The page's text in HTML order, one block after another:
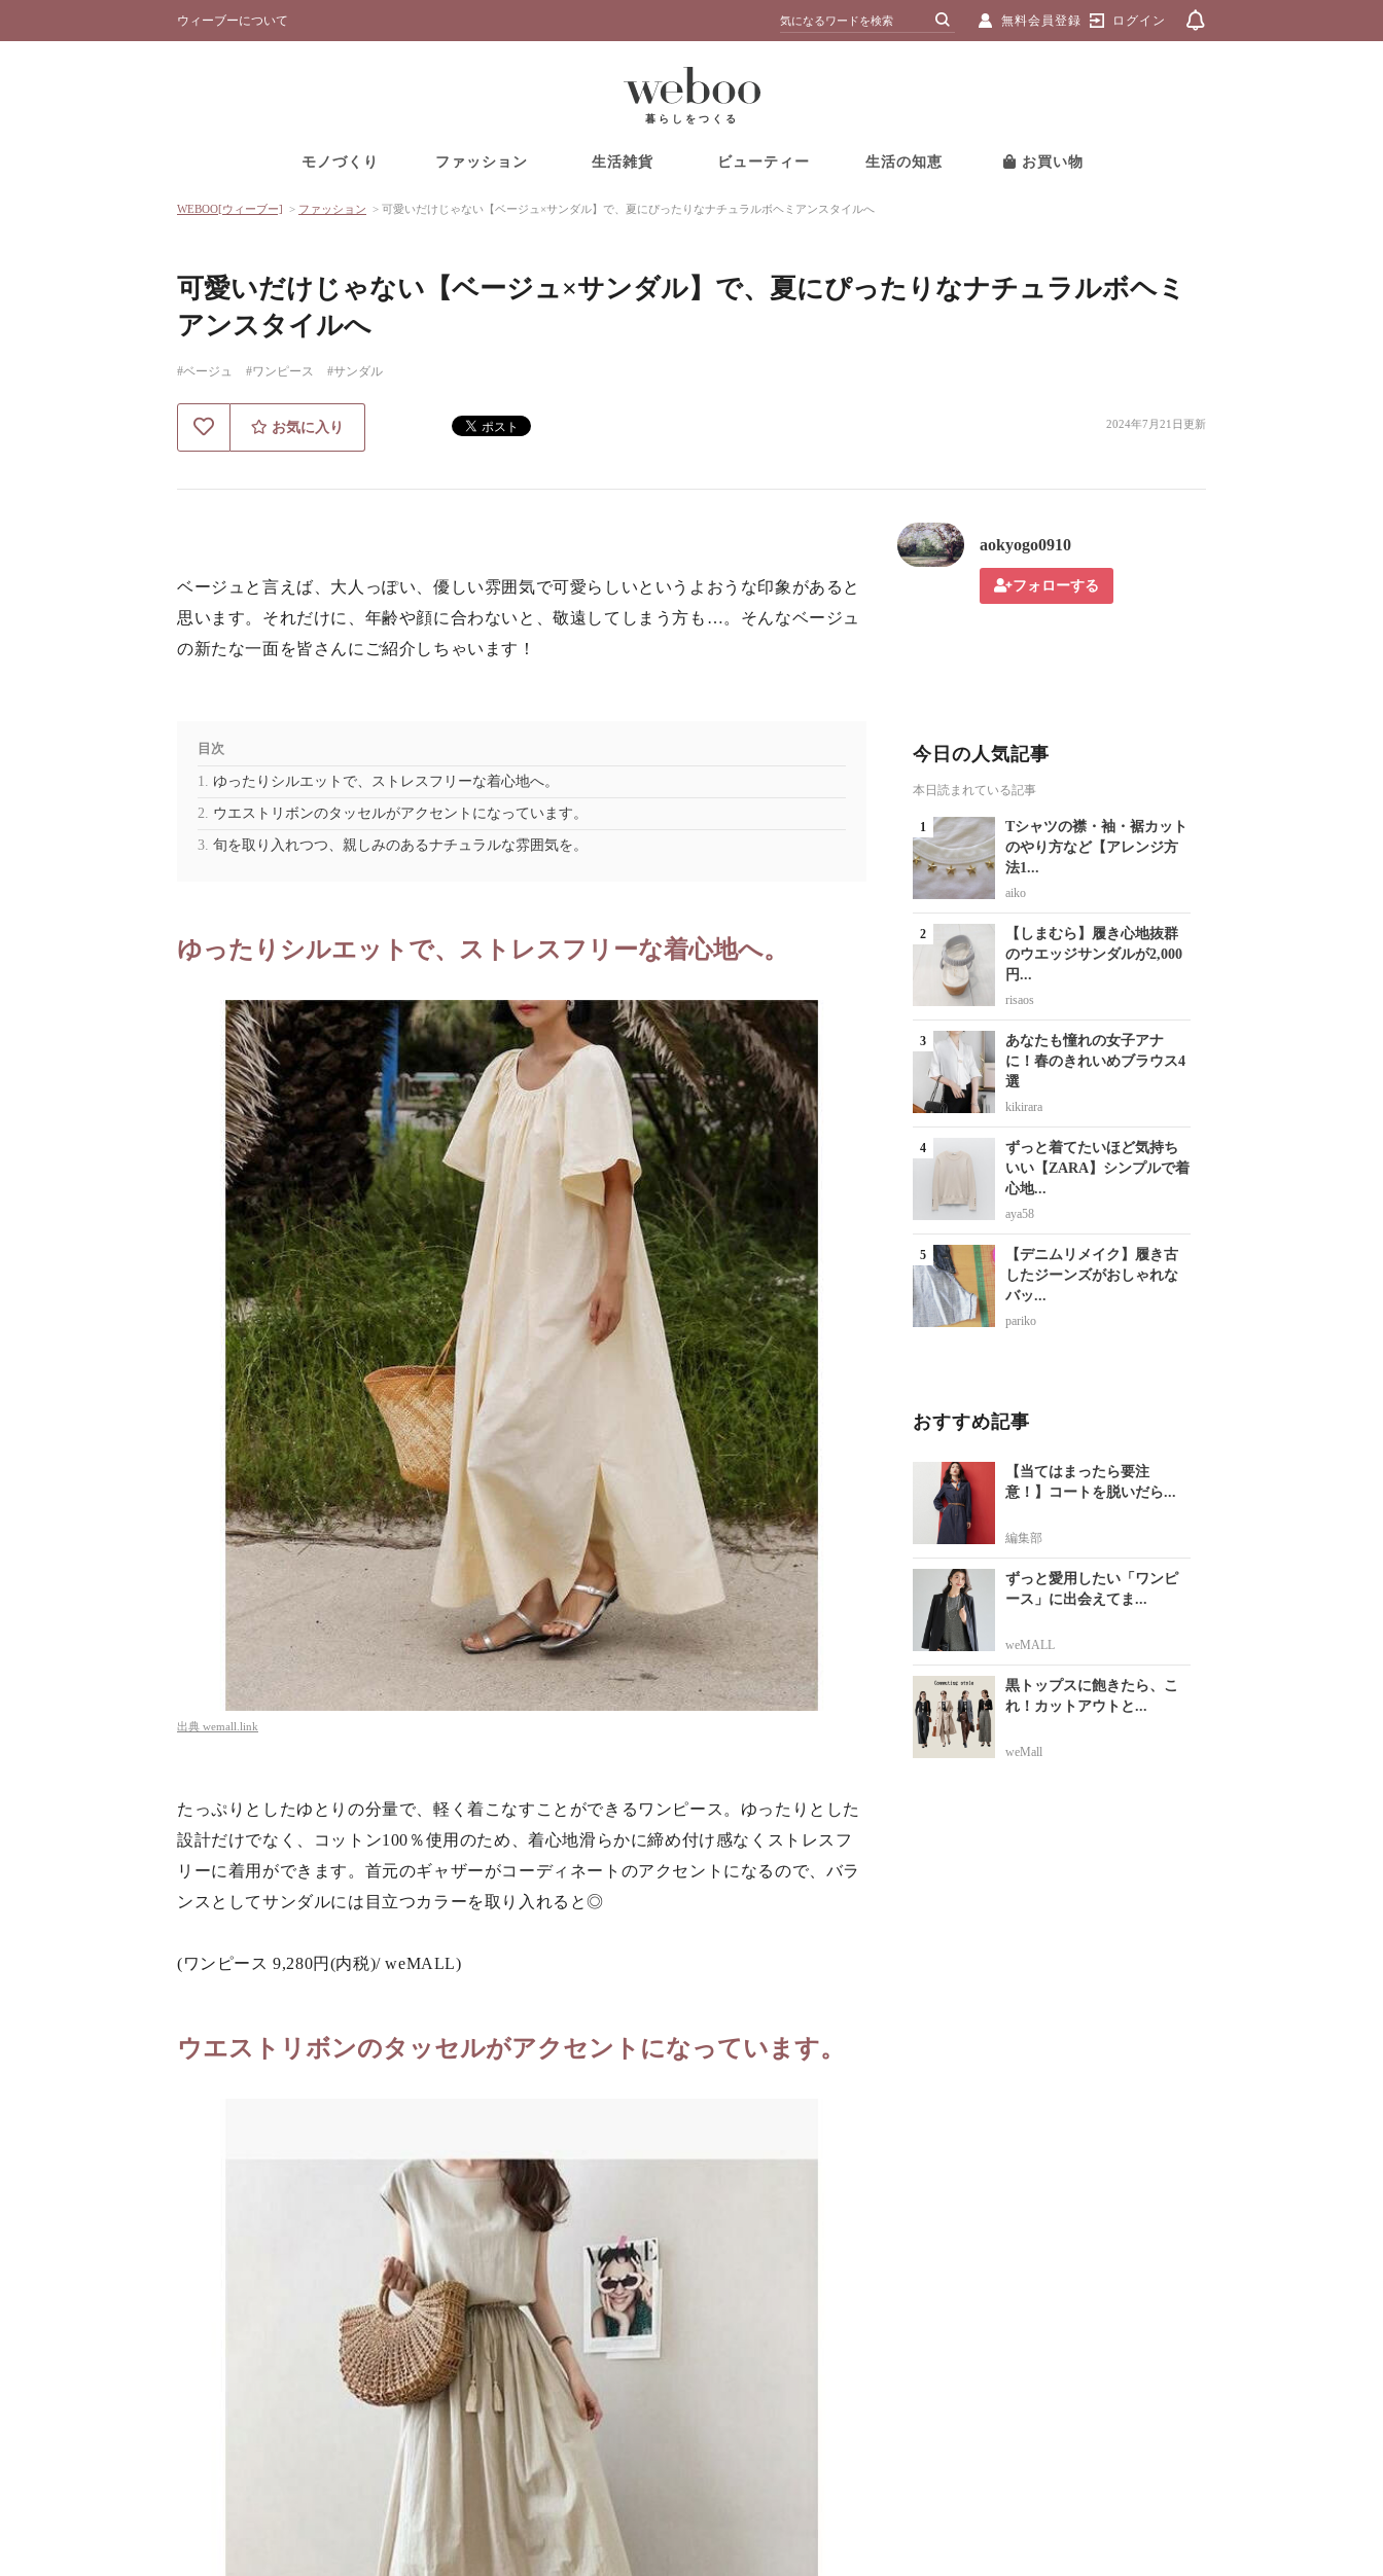
ウィーブーについて 無料会員登録 ログイン
暮らしをつくる
モノづくり ファッション 生活雑貨 ビューティー 生活の知恵 お買い物
WEBOO[ウィーブー] > ファッション > 可愛いだけじゃない【ベージュ×サンダル】で、夏にぴったりなナチュラルボヘミアンスタイルへ
可愛いだけじゃない【ベージュ×サンダル】で、夏にぴったりなナチュラルボヘミ
アンスタイルへ
#ベージュ #ワンピース #サンダル
お気に入り 2024年7月21日更新
ベージュと言えば、大人っぽい、優しい雰囲気で可愛らしいというよおうな印象があると
思います。それだけに、年齢や顔に合わないと、敬遠してしまう方も…。そんなベージュ
の新たな一面を皆さんにご紹介しちゃいます！
目次
ゆったりシルエットで、ストレスフリーな着心地へ。
ウエストリボンのタッセルがアクセントになっています。
旬を取り入れつつ、親しみのあるナチュラルな雰囲気を。
ゆったりシルエットで、ストレスフリーな着心地へ。
出典 wemall.link
たっぷりとしたゆとりの分量で、軽く着こなすことができるワンピース。ゆったりとした
設計だけでなく、コットン100％使用のため、着心地滑らかに締め付け感なくストレスフ
リーに着用ができます。首元のギャザーがコーディネートのアクセントになるので、バラ
ンスとしてサンダルには目立つカラーを取り入れると◎
(ワンピース 9,280円(内税)/ weMALL)
ウエストリボンのタッセルがアクセントになっています。
aokyogo0910
フォローする
今日の人気記事
本日読まれている記事
Tシャツの襟・袖・裾カット
のやり方など【アレンジ方
法1...
aiko
【しまむら】履き心地抜群
のウエッジサンダルが2,000
円...
risaos
あなたも憧れの女子アナ
に！春のきれいめブラウス4
選
kikirara
ずっと着てたいほど気持ち
いい【ZARA】シンプルで着
心地...
aya58
【デニムリメイク】履き古
したジーンズがおしゃれな
バッ...
pariko
おすすめ記事
【当てはまったら要注
意！】コートを脱いだら...
編集部
ずっと愛用したい「ワンピ
ース」に出会えてま...
weMALL
黒トップスに飽きたら、こ
れ！カットアウトと...
weMall